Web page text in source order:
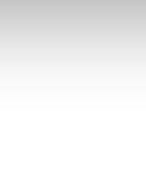
hizmetlerinin
ve sizlere
detaylı